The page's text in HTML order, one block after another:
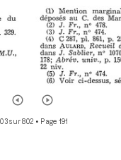
sur 802 • Page 191